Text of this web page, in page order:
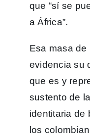
que “sí se
a África”.
Esa masa de
evidencia su
que es y
sustento de
identitaria de
los